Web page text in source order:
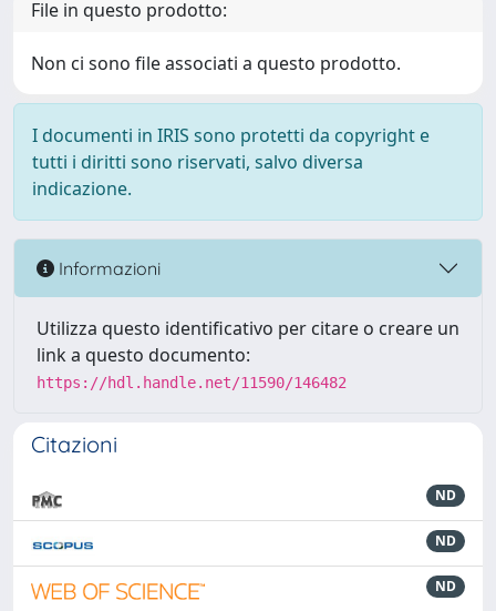
File in questo prodotto:
Non ci sono file associati a questo prodotto.
I documenti in IRIS sono protetti da copyright e
tutti i diritti sono riservati, salvo diversa
indicazione.
Informazioni
Utilizza questo identificativo per citare o creare un
link a questo documento:
https://hdl.handle.net/11590/146482
Citazioni
ND
ND
ND